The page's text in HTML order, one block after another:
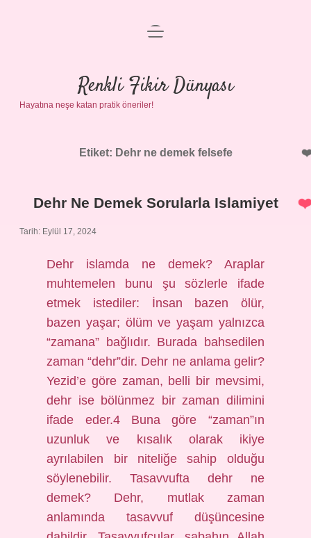
Anasayfa
Gizlilik Politikası
Yasal Uyarı
menüyü
Renkli Fikir Dünyası
Hayatına neşe katan pratik öneriler!
Etiket: Dehr ne demek felsefe
Dehr Ne Demek Sorularla Islamiyet
Tarih: Eylül 17, 2024
Dehr islamda ne demek? Araplar
muhtemelen bunu şu sözlerle ifade
etmek istediler: İnsan bazen ölür,
bazen yaşar; ölüm ve yaşam yalnızca
“zamana” bağlıdır. Burada bahsedilen
zaman “dehr”dir. Dehr ne anlama gelir?
Yezid’e göre zaman, belli bir mevsimi,
dehr ise bölünmez bir zaman dilimini
ifade eder.4 Buna göre “zaman”ın
uzunluk ve kısalık olarak ikiye
ayrılabilen bir niteliğe sahip olduğu
söylenebilir. Tasavvufta dehr ne
demek? Dehr, mutlak zaman
anlamında tasavvuf düşüncesine